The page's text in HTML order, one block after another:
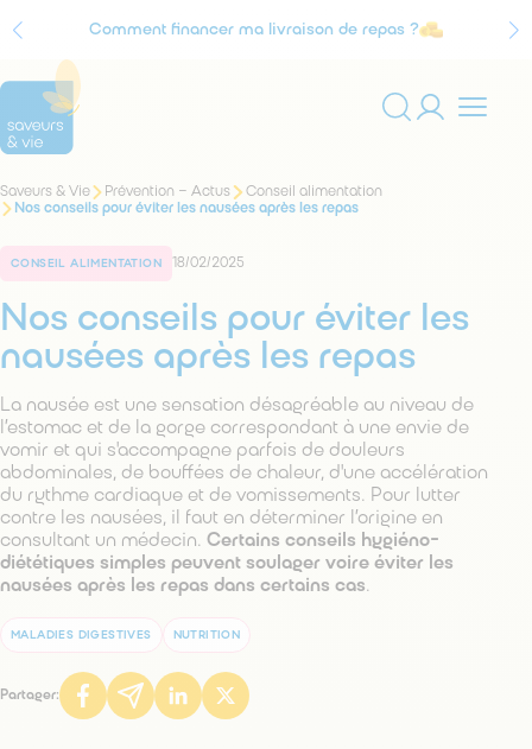
Agrément Service à la personne
Comment financer ma livraison de repas ?
Rechercher
site
Vous
êtes
Saveurs & Vie Prévention – Actus
Conseil alimentation
Nos conseils pour éviter les nausées après les repas
CONSEIL ALIMENTATION 18/02/2025
Nos conseils pour éviter les
nausées après les repas
La nausée est une sensation désagréable au niveau de
l’estomac et de la gorge correspondant à une envie de
vomir et qui s'accompagne parfois de douleurs
abdominales, de bouffées de chaleur, d'une accélération
du rythme cardiaque et de vomissements. Pour lutter
contre les nausées, il faut en déterminer l’origine en
consultant un médecin. Certains conseils hygiéno-
diététiques simples peuvent soulager voire éviter les
nausées après les repas dans certains cas.
MALADIES DIGESTIVES NUTRITION
Partager: